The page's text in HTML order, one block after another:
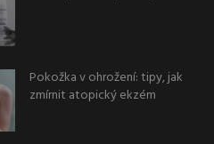
Pokožka v ohrožení: tipy, jak
zmírnit atopický ekzém